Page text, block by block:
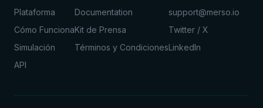
Plataforma
Cómo Funciona
Simulación
API
Documentation
Kit de Prensa
Términos y Condiciones
support@merso.io
Twitter / X
LinkedIn